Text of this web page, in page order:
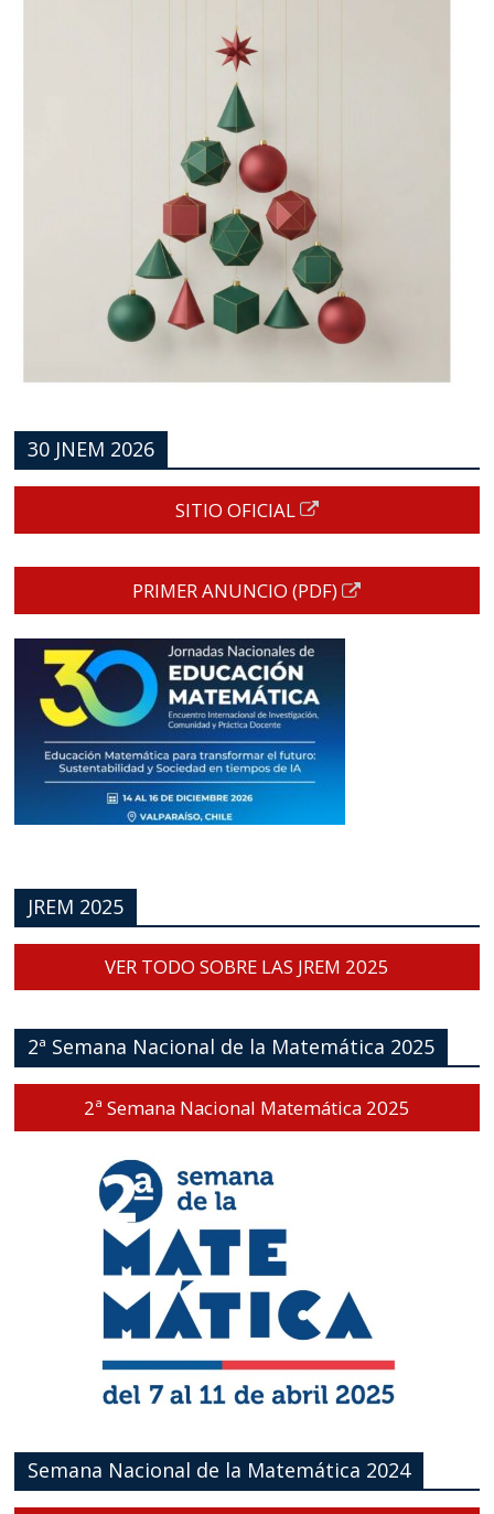
30 JNEM 2026
SITIO OFICIAL
PRIMER ANUNCIO (PDF)
JREM 2025
VER TODO SOBRE LAS JREM 2025
2ª Semana Nacional de la Matemática 2025
2ª Semana Nacional Matemática 2025
Semana Nacional de la Matemática 2024